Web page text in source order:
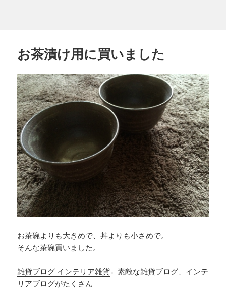
お茶漬け用に買いました
お茶碗よりも大きめで、丼よりも小さめで。
そんな茶碗買いました。
雑貨ブログ インテリア雑貨←素敵な雑貨ブログ、インテ
リアブログがたくさん